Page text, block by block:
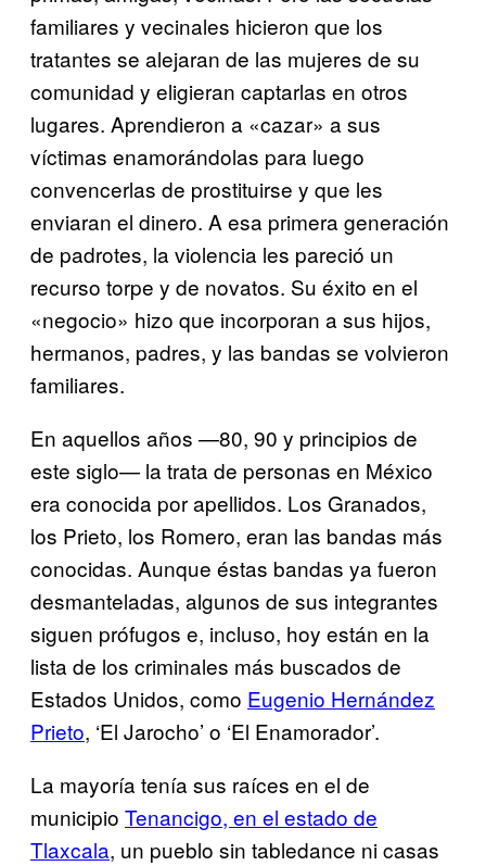
familiares y vecinales hicieron que los
tratantes se alejaran de las mujeres de su
comunidad y eligieran captarlas en otros
lugares. Aprendieron a «cazar» a sus
víctimas enamorándolas para luego
convencerlas de prostituirse y que les
enviaran el dinero. A esa primera generación
de padrotes, la violencia les pareció un
recurso torpe y de novatos. Su éxito en el
«negocio» hizo que incorporan a sus hijos,
hermanos, padres, y las bandas se volvieron
familiares.
En aquellos años —80, 90 y principios de
este siglo— la trata de personas en México
era conocida por apellidos. Los Granados,
los Prieto, los Romero, eran las bandas más
conocidas. Aunque éstas bandas ya fueron
desmanteladas, algunos de sus integrantes
siguen prófugos e, incluso, hoy están en la
lista de los criminales más buscados de
Estados Unidos, como Eugenio Hernández
Prieto, ‘El Jarocho’ o ‘El Enamorador’.
La mayoría tenía sus raíces en el de
municipio Tenancigo, en el estado de
Tlaxcala, un pueblo sin tabledance ni casas